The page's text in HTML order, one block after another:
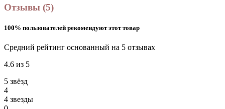
Отзывы (5)
100% пользователей рекомендуют этот товар
Средний рейтинг основанный на 5 отзывах
4.6 из 5
5 звёзд
4
4 звeзды